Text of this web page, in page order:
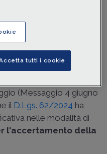
la news
(Messaggio 4 giugno
il D.Lgs. 62/2024 ha
nelle modalità di
l'accertamento della
tutti i cookie